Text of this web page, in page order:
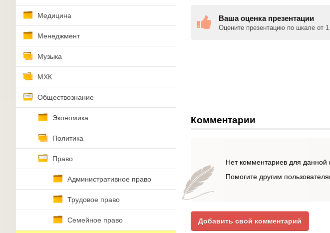
Медицина
Менеджмент
Музыка
МХК
Обществознание
Экономика
Политика
Право
Административное право
Трудовое право
Семейное право
Ваша оценка презентации
Оцените презентацию по шкале от
Комментарии
Нет комментариев для данной
Помогите другим
Добавить свой комментарий